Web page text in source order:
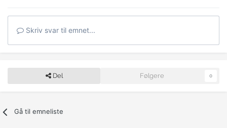
Skriv svar til emnet...
Del Følgere 0
Gå til emneliste